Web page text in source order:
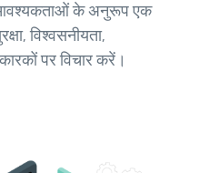
आवश्यकताओं के अनुरूप एक
विश्वसनीयता,
पर विचार करें।